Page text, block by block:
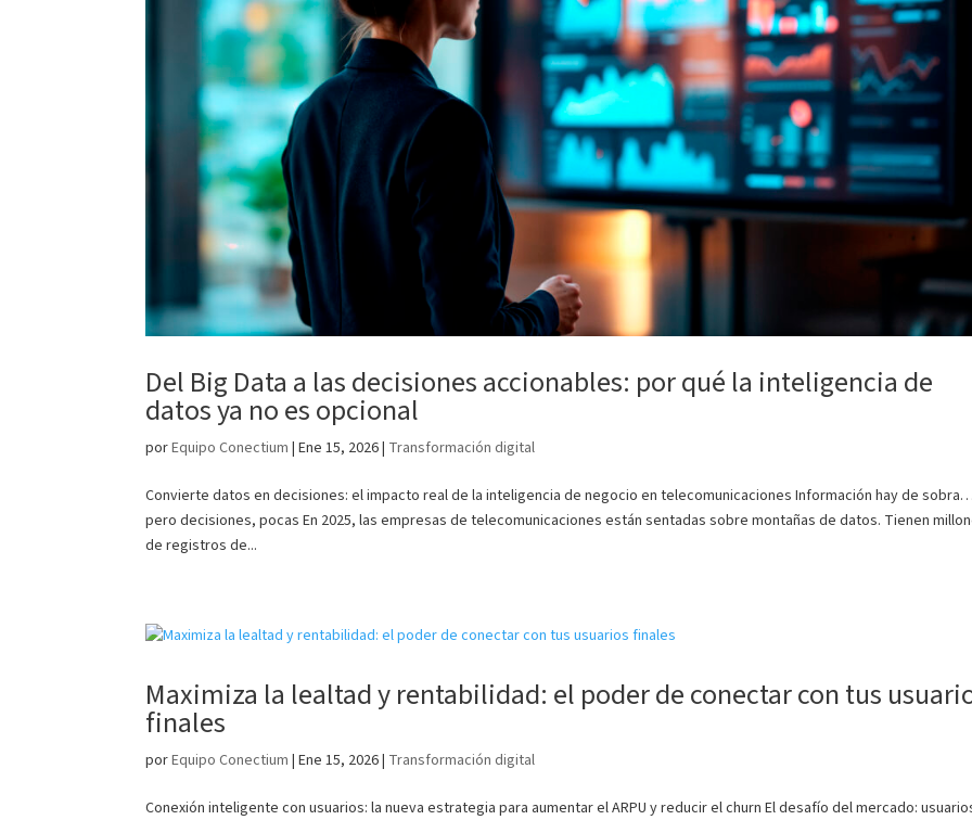
Del Big Data a las decisiones accionables: por qué la inteligencia de
datos ya no es opcional
porEquipo Conectium |Ene 15, 2026| Transformación digital
Convierte datos en decisiones: el impacto real de la inteligencia de negocio en telecomunicaciones Información hay de
pero decisiones, pocas En 2025, las empresas de telecomunicaciones están sentadas sobre montañas de datos. Tienen
de registros de...
Maximiza la lealtad y rentabilidad: el poder de conectar con tus
finales
porEquipo Conectium |Ene 15, 2026| Transformación digital
Conexión inteligente con usuarios: la nueva estrategia para aumentar el ARPU y reducir el churn El desafío del mercado: